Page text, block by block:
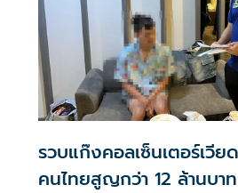
รวบแก๊งคอลเซ็นเตอร์เวีย
คนไทยสูญกว่า 12 ล้านบ